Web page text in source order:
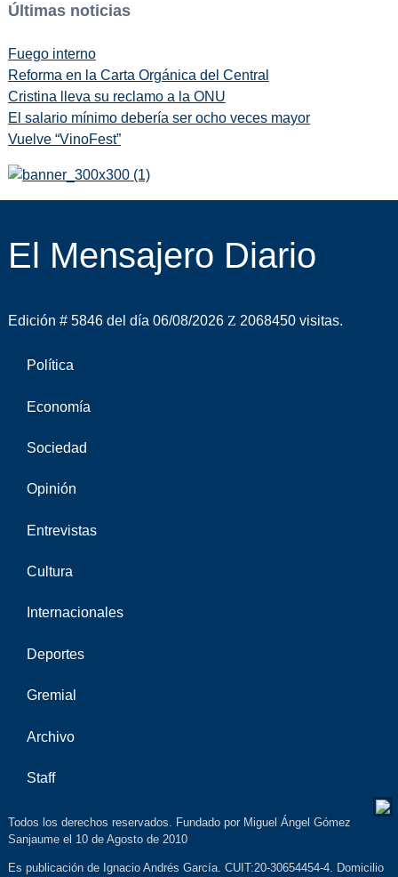
Últimas noticias
Fuego interno
Reforma en la Carta Orgánica del Central
Cristina lleva su reclamo a la ONU
El salario mínimo debería ser ocho veces mayor
Vuelve “VinoFest”
El Mensajero Diario
Edición # 5846 del día 06/08/2026 2068450 visitas.
Política
Economía
Sociedad
Opinión
Entrevistas
Cultura
Internacionales
Deportes
Gremial
Archivo
Staff
Todos los derechos reservados. Fundado por Miguel Ángel Gómez
Sanjaume el 10 de Agosto de 2010
Es publicación de Ignacio Andrés García. CUIT:20-30654454-4. Domicilio